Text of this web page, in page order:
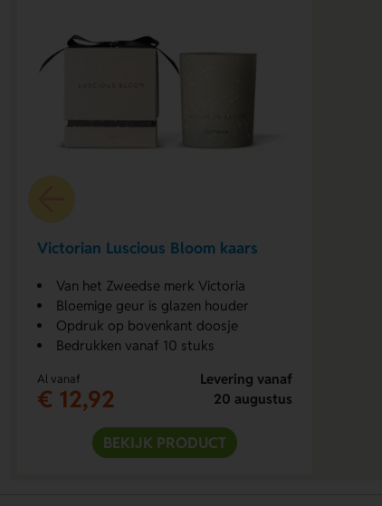
Victorian Luscious Bloom kaars
Van het Zweedse merk Victoria
Bloemige geur is glazen houder
Opdruk op bovenkant doosje
Bedrukken vanaf 10 stuks
Al vanaf
€ 12,92
Levering vanaf
20 augustus
BEKIJK PRODUCT